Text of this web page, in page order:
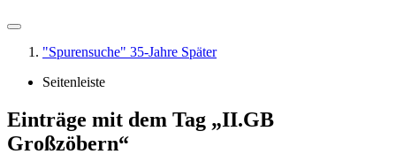
"Spurensuche" 35-Jahre Später
Seitenleiste
Einträge mit dem Tag „II.GB
Großzöbern“